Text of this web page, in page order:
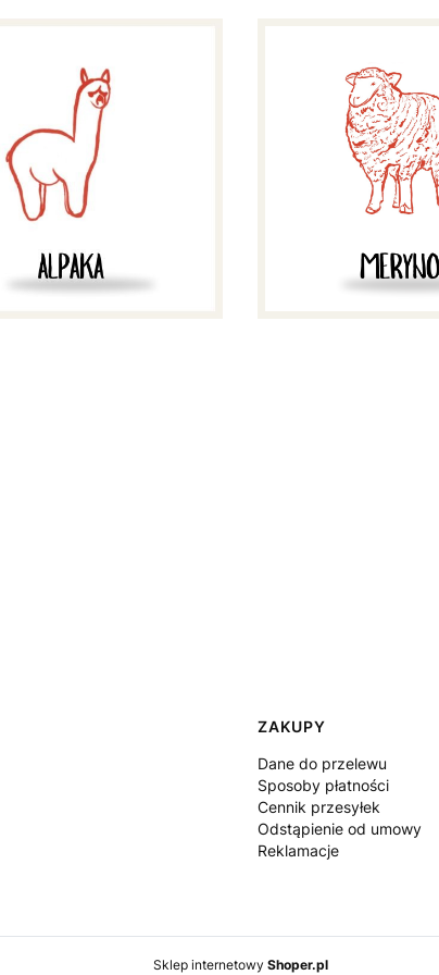
ZAKUPY
Dane do przelewu
Sposoby płatności
Cennik przesyłek
Odstąpienie od umowy
Reklamacje
Sklep internetowy Shoper.pl